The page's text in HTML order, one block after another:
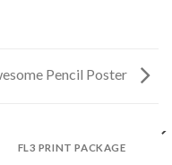
Pencil Poster
FL3 PRINT PACKAGE